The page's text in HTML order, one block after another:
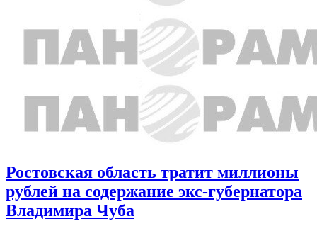
Ростовская область тратит миллионы
рублей на содержание экс-губернатора
Владимира Чуба